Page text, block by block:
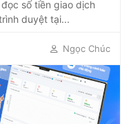
số tiền giao dịch
duyệt tại...
Ngọc Chúc